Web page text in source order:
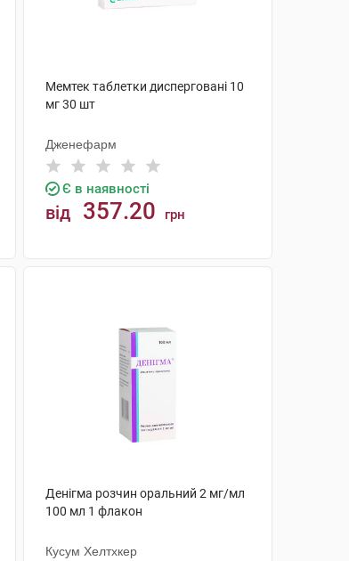
Мемтек таблетки дисперговані 10
мг 30 шт
Дженефарм
Є в наявності
від 357.20 грн
Денігма розчин оральний 2 мг/мл
100 мл 1 флакон
Кусум Хелтхкер